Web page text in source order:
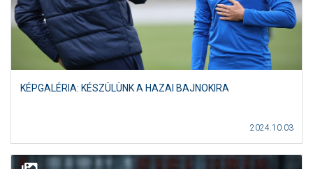
KÉPGALÉRIA: KÉSZÜLÜNK A HAZAI BAJNOKIRA
2024.10.03